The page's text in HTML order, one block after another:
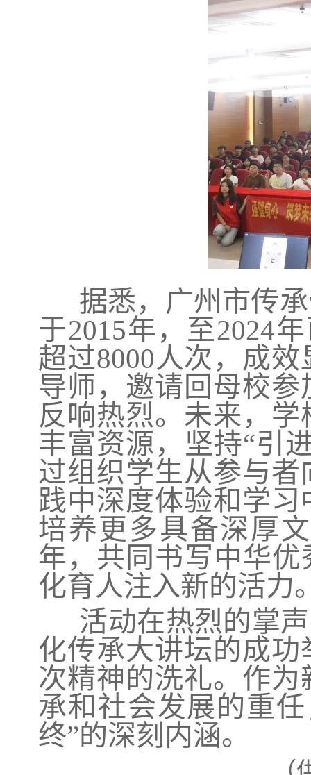
据悉，广州市传
于2015年，至2024
超过8000人次，成
导师，邀请回母校
反响热烈。未来，
丰富资源，坚持“引
过组织学生从参与
践中深度体验和学
培养更多具备深厚
年，共同书写中华
化育人注入新的活力
活动在热烈的掌
化传承大讲坛的成
次精神的洗礼。作
承和社会发展的重
终”的深刻内涵。